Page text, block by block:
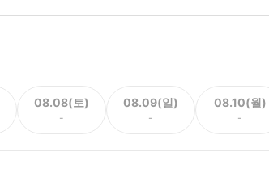
08.08(토)
-
08.09(일)
-
08.10(월)
-